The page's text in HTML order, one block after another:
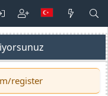
register